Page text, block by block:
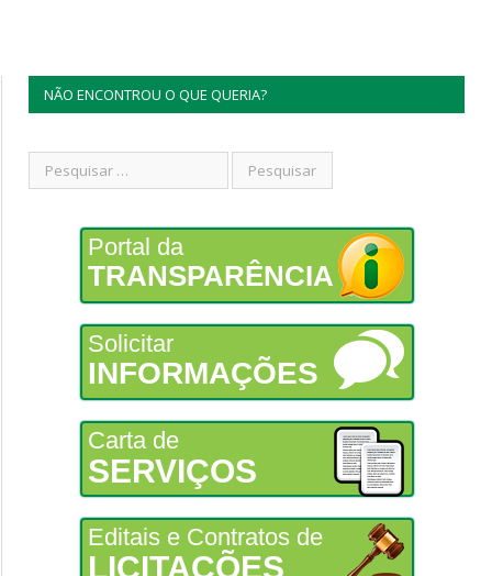
NÃO ENCONTROU O QUE QUERIA?
Portal da
TRANSPARÊNCIA
Solicitar
INFORMAÇÕES
Carta de
SERVIÇOS
Editais e Contratos de
LICITAÇÕES